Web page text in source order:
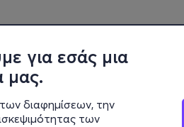
για εσάς μια
μας.
διαφημίσεων, την
των